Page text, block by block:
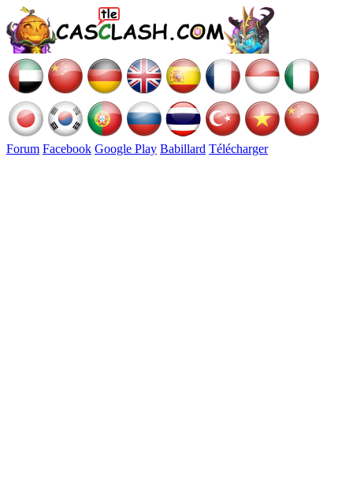
Forum Facebook Google Play Babillard Télécharger